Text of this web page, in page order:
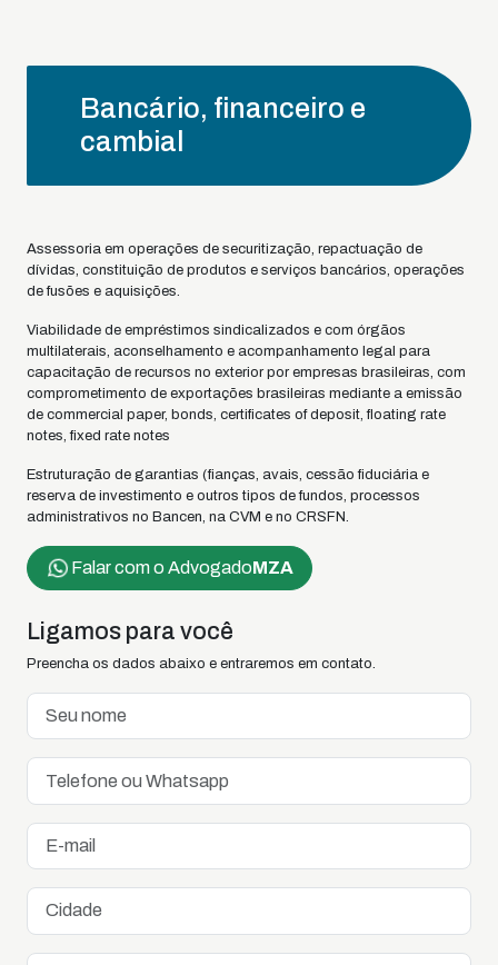
Bancário, financeiro e
cambial
Assessoria em operações de securitização, repactuação de
dívidas, constituição de produtos e serviços bancários, operações
de fusões e aquisições.
Viabilidade de empréstimos sindicalizados e com órgãos
multilaterais, aconselhamento e acompanhamento legal para
capacitação de recursos no exterior por empresas brasileiras, com
comprometimento de exportações brasileiras mediante a emissão
de commercial paper, bonds, certificates of deposit, floating rate
notes, fixed rate notes
Estruturação de garantias (fianças, avais, cessão fiduciária e
reserva de investimento e outros tipos de fundos, processos
administrativos no Bancen, na CVM e no CRSFN.
Falar com o AdvogadoMZA
Ligamos para você
Preencha os dados abaixo e entraremos em contato.